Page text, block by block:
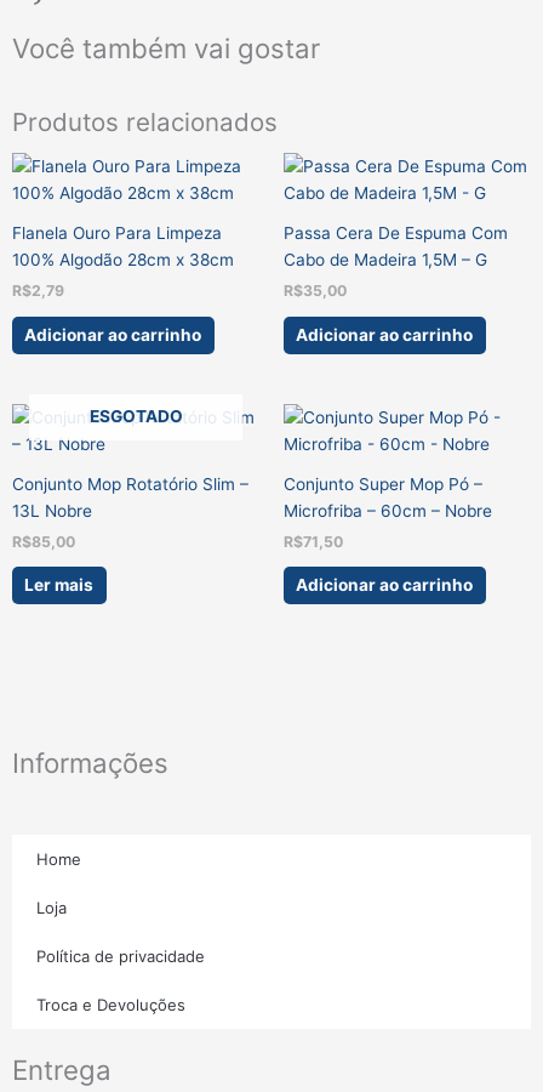
Você também vai gostar
Produtos relacionados
Flanela Ouro Para Limpeza
100% Algodão 28cm x 38cm
R$2,79
Adicionar ao carrinho
Passa Cera De Espuma Com
Cabo de Madeira 1,5M – G
R$35,00
Adicionar ao carrinho
ESGOTADO
Conjunto Mop Rotatório Slim –
13L Nobre
R$85,00
Ler mais
Conjunto Super Mop Pó –
Microfriba – 60cm – Nobre
R$71,50
Adicionar ao carrinho
Informações
Home
Loja
Política de privacidade
Troca e Devoluções
Entrega